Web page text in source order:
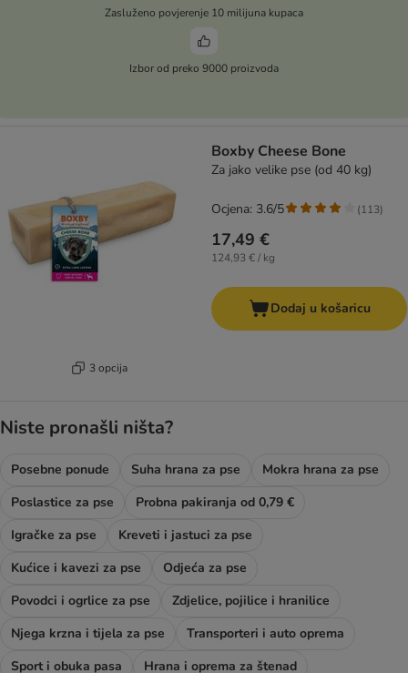
Zasluženo povjerenje 10 milijuna kupaca
Izbor od preko 9000 proizvoda
3 opcija
Boxby Cheese Bone
Za jako velike pse (od 40 kg)
17,49 €
124,93 € / kg
Ocjena: 3.6/5 (113)
Dodaj u košaricu
Niste pronašli ništa?
Posebne ponude Suha hrana za pse
Mokra hrana za pse
Poslastice za pse
Probna pakiranja od 0,79 €
Igračke za pse
Kreveti i jastuci za pse
Kućice i kavezi za pse
Odjeća za pse
Povodci i ogrlice za pse
Zdjelice, pojilice i hranilice
Njega krzna i tijela za pse
Transporteri i auto oprema
Sport i obuka pasa
Hrana i oprema za štenad